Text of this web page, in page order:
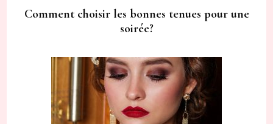
Comment choisir les bonnes tenues pour une
soirée?